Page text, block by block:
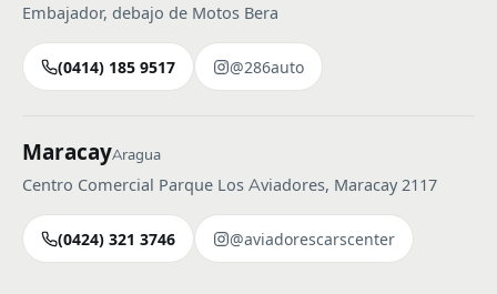
Embajador, debajo de Motos Bera
(0414) 185 9517 @286auto
MaracayAragua
Centro Comercial Parque Los Aviadores, Maracay 2117
(0424) 321 3746 @aviadorescarscenter